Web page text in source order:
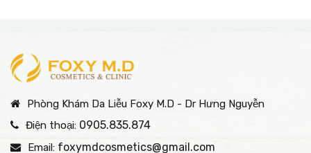
Phòng Khám Da Liễu Foxy M.D - Dr Hưng Nguyễn
Điện thoại: 0905.835.874
Email: foxymdcosmetics@gmail.com